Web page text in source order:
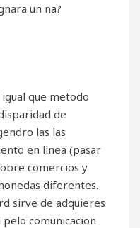
un na?
que metodo
de
las las
en linea (pasar
comercios y
diferentes.
sirve de adquieres
comunicacion